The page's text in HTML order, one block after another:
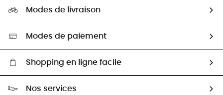
Seconde Main
Aide & Contact
HardGuides
Sélection éco-responsable
Modes de livraison
Modes de paiement
Shopping en ligne facile
Nos services